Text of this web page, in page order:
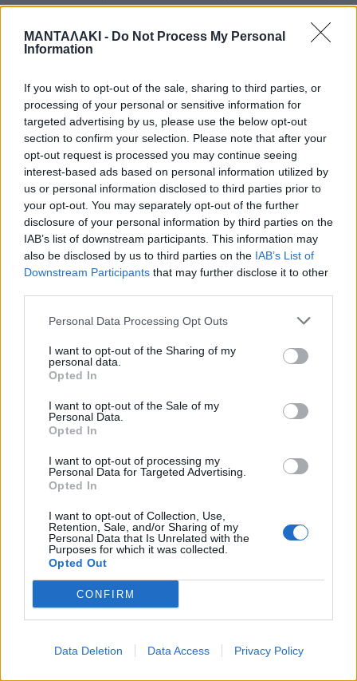
ΜΑΝΤΑΛΑΚΙ - Do Not Process My Personal
Information
If you wish to opt-out of the sale, sharing to third parties, or
processing of your personal or sensitive information for
targeted advertising by us, please use the below opt-out
section to confirm your selection. Please note that after your
opt-out request is processed you may continue seeing
interest-based ads based on personal information utilized by
us or personal information disclosed to third parties prior to
your opt-out. You may separately opt-out of the further
disclosure of your personal information by third parties on the
IAB’s list of downstream participants. This information may
also be disclosed by us to third parties on the IAB’s List of
Downstream Participants that may further disclose it to other
Personal Data Processing Opt Outs
I want to opt-out of the Sharing of my
personal data.
Opted In
I want to opt-out of the Sale of my
Personal Data.
Opted In
I want to opt-out of processing my
Personal Data for Targeted Advertising.
Opted In
I want to opt-out of Collection, Use,
Retention, Sale, and/or Sharing of my
Personal Data that Is Unrelated with the
Purposes for which it was collected.
Opted Out
CONFIRM
Data Deletion Data Access Privacy Policy
αφού διέφυγε από το νοσοκομείο ενώ
βρισκόταν σε επιτήρηση.
Η μουσικός, άλλαξε το όνομά της σε
Shuhada’ Sadaqat το 2018 όταν
ασπάστηκε το Ισλάμ.
Η Ο’ Κόνορ γεννήθηκε στο Δουβλίνο
στις 8 Δεκεμβρίου 1966. Αργότερα στη
ζωή της ισχυρίστηκε ότι άρχισε να
έχει ψυχολογικά προβλήματα επειδή η
μητέρα της την κακοποίησε σωματικά
και σεξουαλικά ως παιδί.